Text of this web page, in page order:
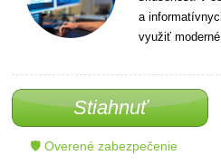
a
využiť
Stiahnuť
🛡 Overené zabezpečenie